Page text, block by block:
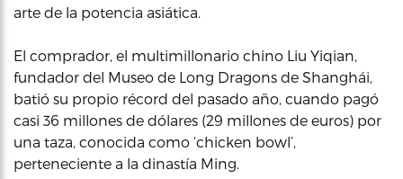
arte de la potencia asiática.
El comprador, el multimillonario chino Liu Yiqian,
fundador del Museo de Long Dragons de Shanghái,
batió su propio récord del pasado año, cuando pagó
casi 36 millones de dólares (29 millones de euros) por
una taza, conocida como ‘chicken bowl’,
perteneciente a la dinastía Ming.